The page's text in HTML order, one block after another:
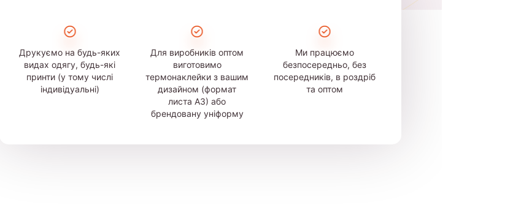
Друкуємо на будь-яких
видах одягу, будь-які
принти (у тому числі
індивідуальні)
Для виробників оптом
виготовимо
термонаклейки з вашим
дизайном (формат
листа А3) або
брендовану уніформу
Ми працюємо
безпосередньо, без
посередників, в роздріб
та оптом